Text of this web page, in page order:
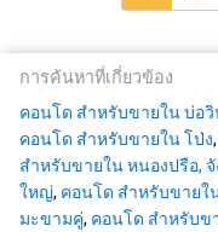
การค้นหาที่เกี่ยวข้อง
คอนโด สำหรับขายใน บ่อ
คอนโด สำหรับขายใน โป่ง,
สำหรับขายใน หนองปรือ,
ใหญ่, คอนโด สำหรับขายใ
มะขามคู่, คอนโด สำหรับข